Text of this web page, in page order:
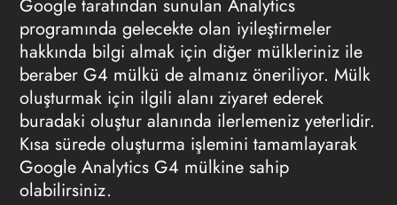
Google tarafından sunulan Analytics
programında gelecekte olan iyileştirmeler
hakkında bilgi almak için diğer mülkleriniz ile
beraber G4 mülkü de almanız öneriliyor. Mülk
oluşturmak için ilgili alanı ziyaret ederek
buradaki oluştur alanında ilerlemeniz yeterlidir.
Kısa sürede oluşturma işlemini tamamlayarak
Google Analytics G4 mülkine sahip
olabilirsiniz.